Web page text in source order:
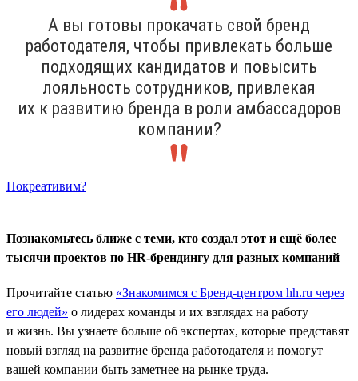
А вы готовы прокачать свой бренд
работодателя, чтобы привлекать больше
подходящих кандидатов и повысить
лояльность сотрудников, привлекая
их к развитию бренда в роли амбассадоров
компании?
Покреативим?
Познакомьтесь ближе с теми, кто создал этот и ещё более
тысячи проектов по HR-брендингу для разных компаний
Прочитайте статью «Знакомимся с Бренд-центром hh.ru через
его людей» о лидерах команды и их взглядах на работу
и жизнь. Вы узнаете больше об экспертах, которые представят
новый взгляд на развитие бренда работодателя и помогут
вашей компании быть заметнее на рынке труда.